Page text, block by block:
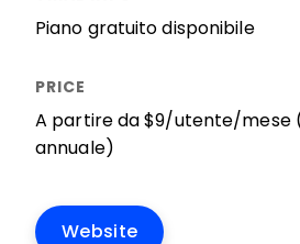
Piano gratuito disponibile
A partire da $9/utente/mese
annuale)
Website